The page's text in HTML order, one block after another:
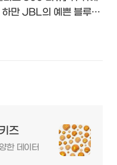
하만 JBL의 예쁜 블루투
...
즈
한 데이터